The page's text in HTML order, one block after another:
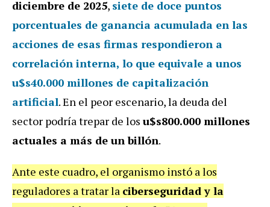
diciembre de 2025, siete de doce puntos
porcentuales de ganancia acumulada en las
acciones de esas firmas respondieron a
correlación interna, lo que equivale a unos
u$s40.000 millones de capitalización
artificial. En el peor escenario, la deuda del
sector podría trepar de los u$s800.000 millones
actuales a más de un billón.
Ante este cuadro, el organismo instó a los
reguladores a tratar la ciberseguridad y la